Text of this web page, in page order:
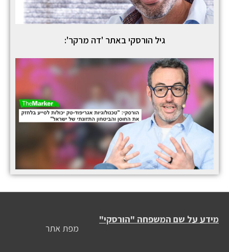
גיל הורסקי באתר 'דה מרקר':
מידע על שם המשפחה "הורסקי"
מפת אתר